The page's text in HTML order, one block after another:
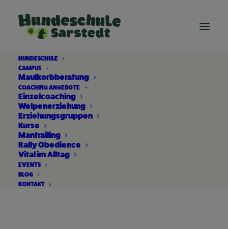
HUNDESCHULE
CAMPUS
Maulkorbberatung
COACHING ANGEBOTE
Einzelcoaching
Welpenerziehung
Erziehungsgruppen
Kurse
Mantrailing
Rally Obedience
Vital im Alltag
EVENTS
BLOG
KONTAKT
Vertrauen und